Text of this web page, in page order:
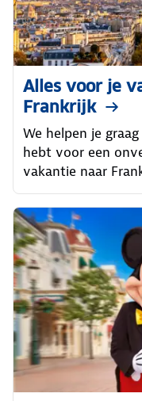
Alles voor je
Frankrijk
We helpen je
hebt voor een
vakantie naar